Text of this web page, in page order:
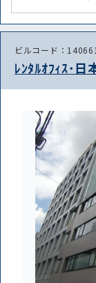
ビルコード：140661
ﾚﾝﾀﾙｵﾌｨｽ･日